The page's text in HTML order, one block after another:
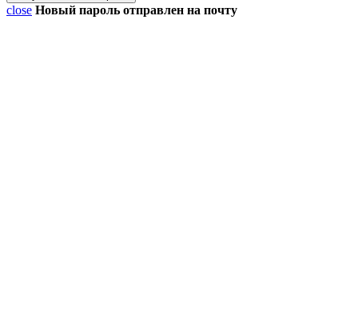
close Новый пароль отправлен на почту